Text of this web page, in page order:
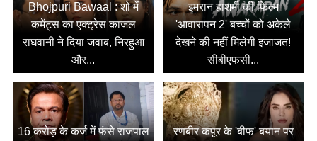
Bhojpuri Bawaal : शो में
कमेंट्स का एक्ट्रेस काजल
राघवानी ने दिया जवाब, निरहुआ
और...
इमरान हाशमी की फिल्म
'आवारापन 2' बच्चों को अकेले
देखने की नहीं मिलेगी इजाजत!
सीबीएफसी...
16 करोड़ के कर्ज में फंसे राजपाल
रणबीर कपूर के 'बीफ' बयान पर